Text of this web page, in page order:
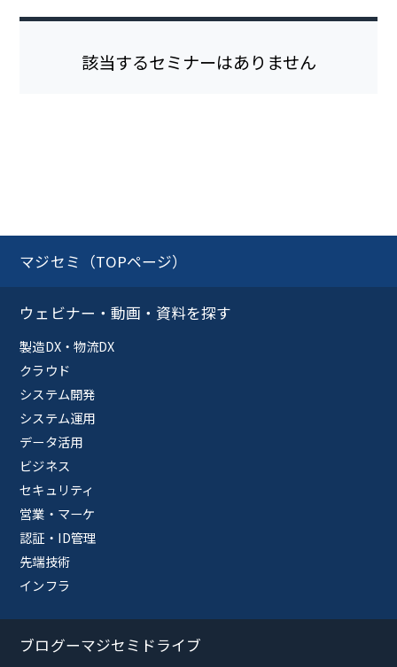
該当するセミナーはありません
マジセミ（TOPページ）
ウェビナー・動画・資料を探す
製造DX・物流DX
クラウド
システム開発
システム運用
データ活用
ビジネス
セキュリティ
営業・マーケ
認証・ID管理
先端技術
インフラ
ブログーマジセミドライブ